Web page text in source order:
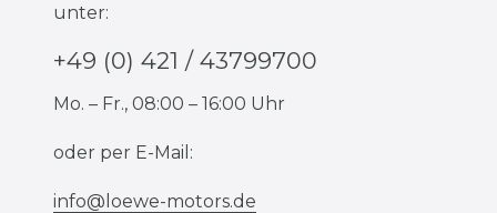
unter:
+49 (0) 421 / 43799700
Mo. – Fr., 08:00 – 16:00 Uhr
oder per E-Mail:
info@loewe-motors.de